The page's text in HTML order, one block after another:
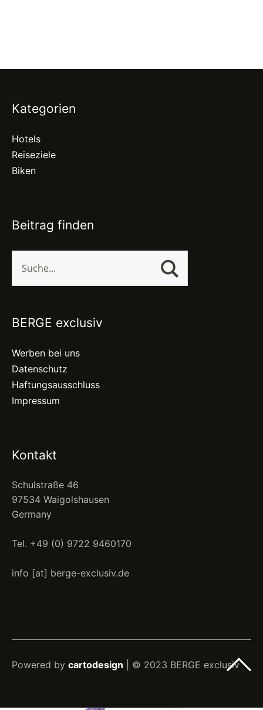
Kategorien
Hotels
Reiseziele
Biken
Beitrag finden
BERGE exclusiv
Werben bei uns
Datenschutz
Haftungsausschluss
Impressum
Kontakt
Schulstraße 46
97534 Waigolshausen
Germany
Tel. +49 (0) 9722 9460170
info [at] berge-exclusiv.de
Powered by cartodesign | © 2023 BERGE exclusiv